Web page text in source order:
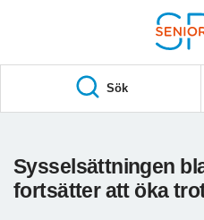
S
A
Sök
Sysselsättningen
fortsätter att öka